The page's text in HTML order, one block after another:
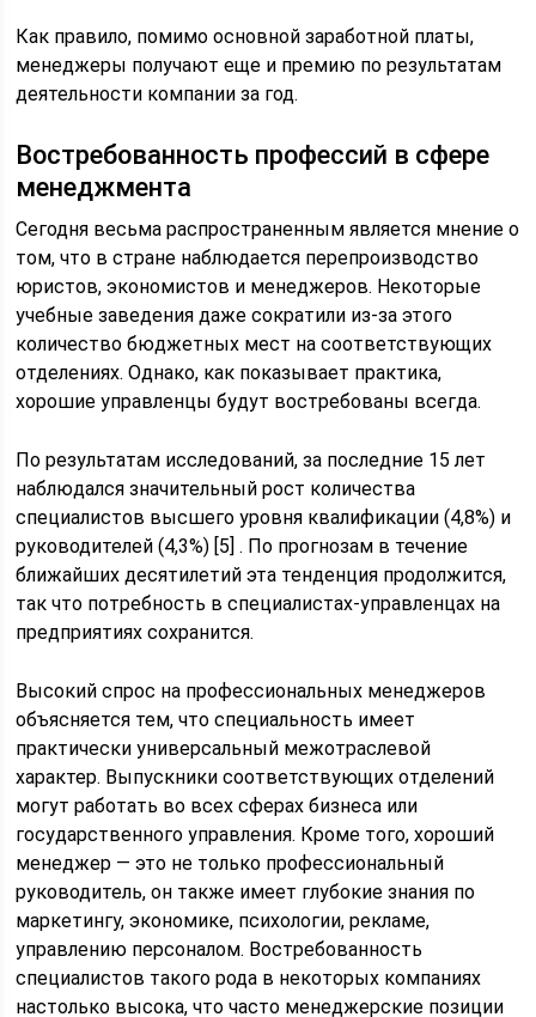
Как правило, помимо основной заработной платы,
менеджеры получают еще и премию по результатам
деятельности компании за год.
Востребованность профессий в сфере
менеджмента
Сегодня весьма распространенным является мнение о
том, что в стране наблюдается перепроизводство
юристов, экономистов и менеджеров. Некоторые
учебные заведения даже сократили из-за этого
количество бюджетных мест на соответствующих
отделениях. Однако, как показывает практика,
хорошие управленцы будут востребованы всегда.
По результатам исследований, за последние 15 лет
наблюдался значительный рост количества
специалистов высшего уровня квалификации (4,8%) и
руководителей (4,3%) [5] . По прогнозам в течение
ближайших десятилетий эта тенденция продолжится,
так что потребность в специалистах-управленцах на
предприятиях сохранится.
Высокий спрос на профессиональных менеджеров
объясняется тем, что специальность имеет
практически универсальный межотраслевой
характер. Выпускники соответствующих отделений
могут работать во всех сферах бизнеса или
государственного управления. Кроме того, хороший
менеджер — это не только профессиональный
руководитель, он также имеет глубокие знания по
маркетингу, экономике, психологии, рекламе,
управлению персоналом. Востребованность
специалистов такого рода в некоторых компаниях
настолько высока, что часто менеджерские позиции